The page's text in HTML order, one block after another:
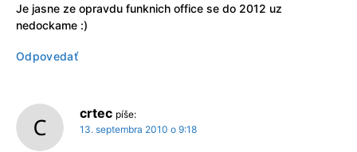
Je jasne ze opravdu funknich office se do 2012 uz
nedockame :)
Odpovedať
crtec píše:
13. septembra 2010 o 9:18